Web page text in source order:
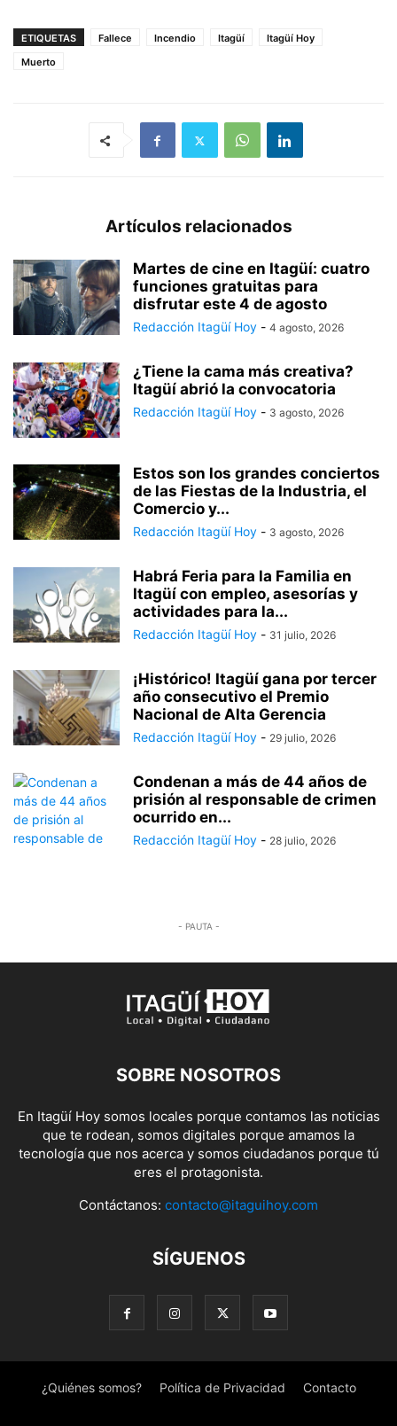
ETIQUETAS Fallece Incendio Itagüí
Itagüí Hoy
Muerto
Artículos relacionados
Martes de cine en Itagüí: cuatro
funciones gratuitas para
disfrutar este 4 de agosto
Redacción Itagüí Hoy - 4 agosto, 2026
¿Tiene la cama más creativa?
Itagüí abrió la convocatoria
Redacción Itagüí Hoy - 3 agosto, 2026
Estos son los grandes conciertos
de las Fiestas de la Industria, el
Comercio y...
Redacción Itagüí Hoy - 3 agosto, 2026
Habrá Feria para la Familia en
Itagüí con empleo, asesorías y
actividades para la...
Redacción Itagüí Hoy - 31 julio, 2026
¡Histórico! Itagüí gana por tercer
año consecutivo el Premio
Nacional de Alta Gerencia
Redacción Itagüí Hoy - 29 julio, 2026
Condenan a más de 44 años de
prisión al responsable de crimen
ocurrido en...
Redacción Itagüí Hoy - 28 julio, 2026
- PAUTA -
SOBRE NOSOTROS
En Itagüí Hoy somos locales porque contamos las noticias
que te rodean, somos digitales porque amamos la
tecnología que nos acerca y somos ciudadanos porque tú
eres el protagonista.
Contáctanos: contacto@itaguihoy.com
SÍGUENOS
¿Quiénes somos? Política de Privacidad Contacto